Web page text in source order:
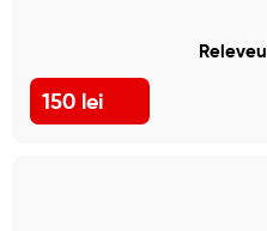
Releveu
150 lei